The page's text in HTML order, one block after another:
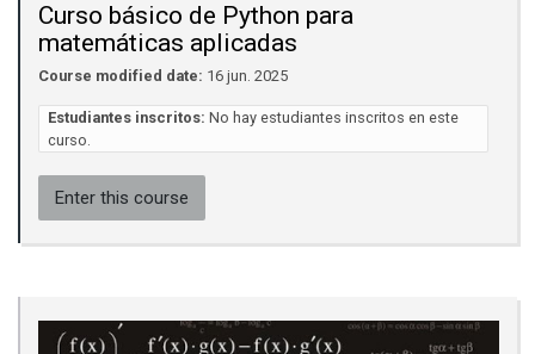
Curso básico de Python para
matemáticas aplicadas
Course modified date: 16 jun. 2025
Estudiantes inscritos: No hay estudiantes inscritos en este
curso.
Enter this course